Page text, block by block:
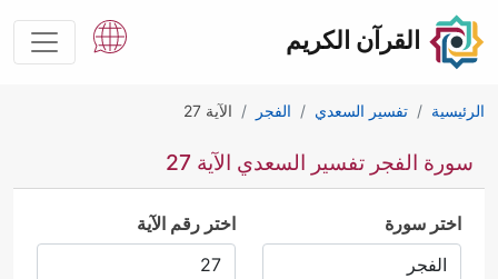
القرآن الكريم
الرئيسية تفسير السعدي الفجر الآية 27
سورة الفجر تفسير السعدي الآية 27
اختر سورة اختر رقم الآية